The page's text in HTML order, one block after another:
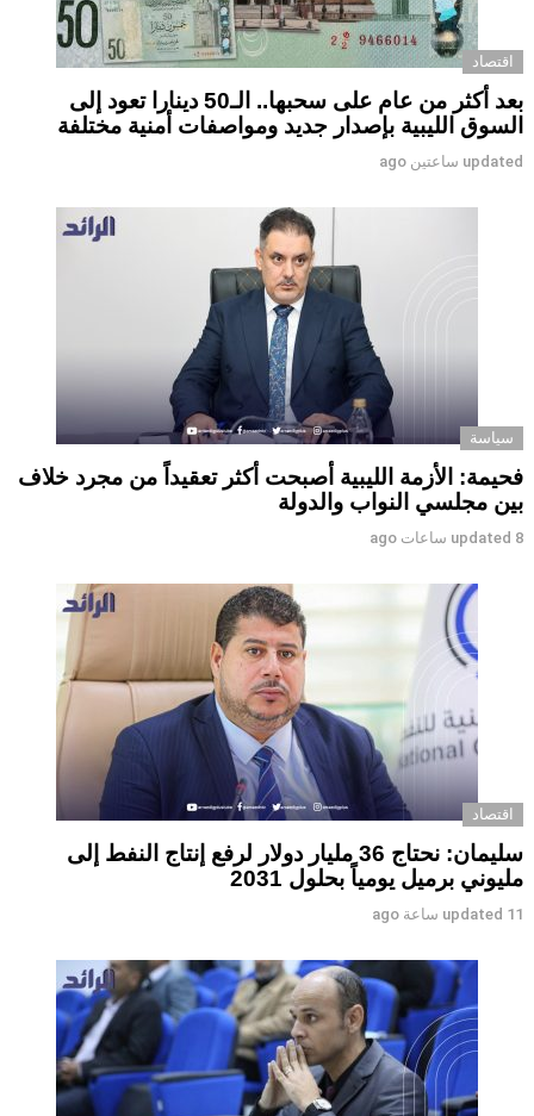
اقتصاد
بعد أكثر من عام على سحبها.. الـ50 دينارا تعود إلى
السوق الليبية بإصدار جديد ومواصفات أمنية مختلفة
updated ساعتين ago
سياسة
فحيمة: الأزمة الليبية أصبحت أكثر تعقيداً من مجرد خلاف
بين مجلسي النواب والدولة
updated 8 ساعات ago
اقتصاد
سليمان: نحتاج 36 مليار دولار لرفع إنتاج النفط إلى
مليوني برميل يومياً بحلول 2031
updated 11 ساعة ago